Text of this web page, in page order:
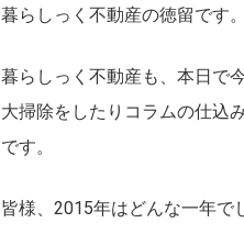
暮らしっく不動産の徳留です。
暮らしっく不動産も、本日で
大掃除をしたりコラムの仕込
です。
皆様、2015年はどんな一年で